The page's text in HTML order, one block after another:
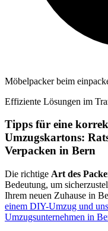
Möbelpacker beim
Effiziente Lösungen im
Tipps für eine
Umzugskartons:
Verpacken in Bern⁠
Die richtige Art des
Bedeutung, um
Ihrem neuen Zuhause in
einem DIY-Umzug und
Umzugsunternehmen in